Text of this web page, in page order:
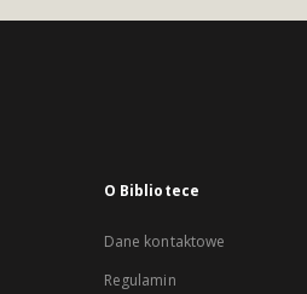
O Bibliotece
Dane kontaktowe
Regulamin